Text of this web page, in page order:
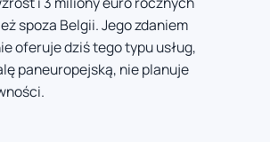
spoza Belgii. Jego zdaniem
oferuje dziś tego typu usług,
paneuropejską, nie planuje